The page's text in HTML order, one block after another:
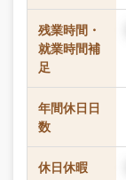
残業時間・
就業時間補
足
年間休日日
数
休日休暇